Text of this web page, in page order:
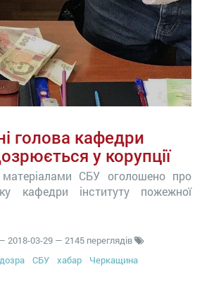
голова кафедри
у корупції
СБУ оголошено про
кафедри інституту пожежної
2018-03-29 — 2145 переглядів
СБУ хабар Черкащина